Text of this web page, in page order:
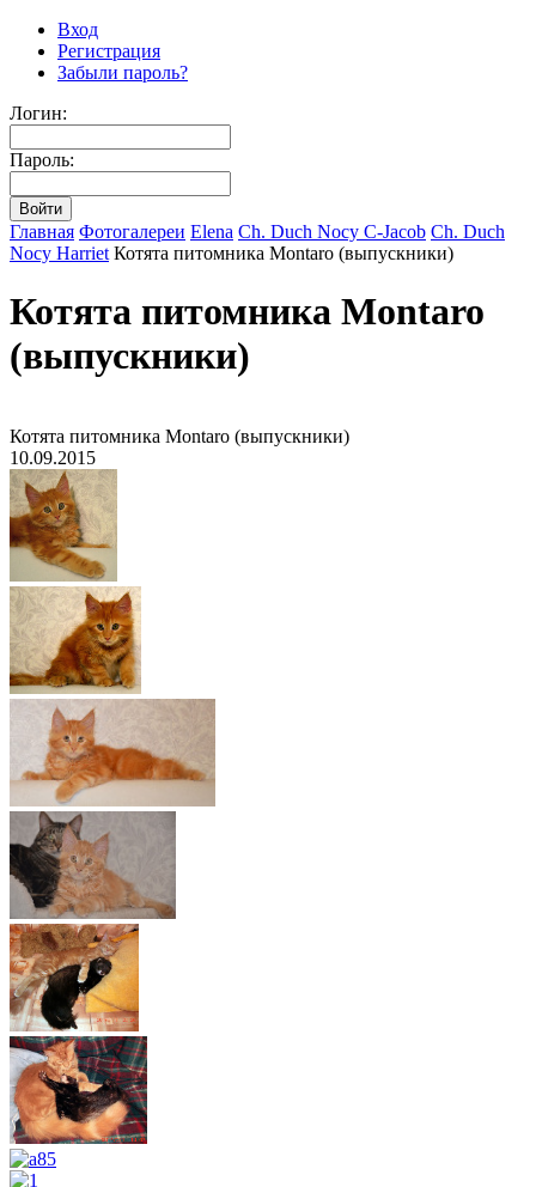
Вход
Регистрация
Забыли пароль?
Логин:
Пароль:
Главная Фотогалереи Elena Ch. Duch Nocy C-Jacob Ch. Duch
Nocy Harriet Котята питомника Montaro (выпускники)
Котята питомника Montaro
(выпускники)
Котята питомника Montaro (выпускники)
10.09.2015